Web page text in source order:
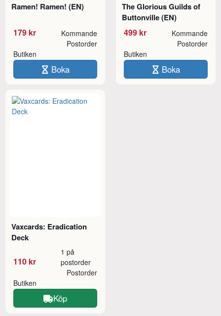
Ramen! Ramen! (EN)
179 kr Kommande
Butiken
Postorder
Boka
The Glorious Guilds of
Buttonville (EN)
499 kr Kommande
Butiken
Postorder
Boka
Vaxcards: Eradication
Deck
110 kr
1 på
postorder
Butiken
Postorder
Köp